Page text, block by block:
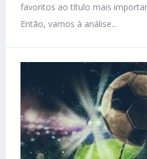
favoritos ao título mais
Então, vamos à análise...